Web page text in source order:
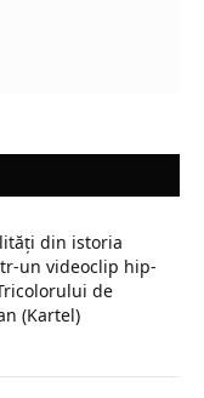
din istoria
un videoclip hip-
de
(Kartel)